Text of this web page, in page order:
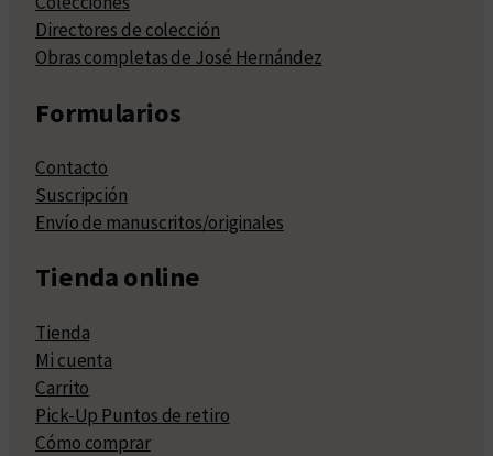
Directores de colección
Obras completas de José Hernández
Formularios
Contacto
Suscripción
Envío de manuscritos/originales
Tienda online
Tienda
Mi cuenta
Carrito
Pick-Up Puntos de retiro
Cómo comprar